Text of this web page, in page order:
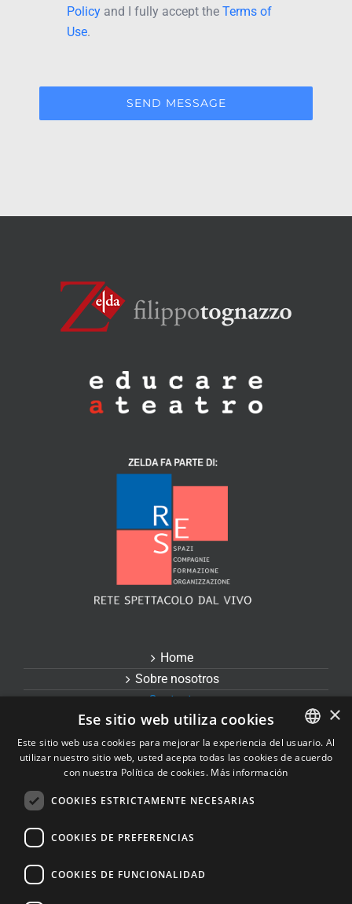
Policy and I fully accept the Terms of
Use.
Home
Sobre nosotros
Contactos
Créditos
© Copyright
C.F. e P.IVA IT04262500269 - via Francesco Baracca, 39 – 30173
ITALIAN
×
Ese sitio web utiliza cookies
Este sitio web usa cookies para mejorar la experiencia del usuario. Al
utilizar nuestro sitio web, usted acepta todas las cookies de acuerdo
con nuestra Política de cookies. Más información
COOKIES ESTRICTAMENTE NECESARIAS
COOKIES DE PREFERENCIAS
COOKIES DE FUNCIONALIDAD